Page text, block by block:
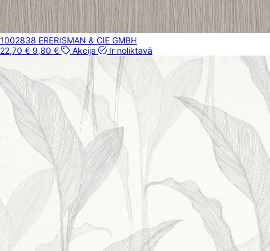
1002838 ERERISMAN & CIE GMBH
22,70 € 9,80 € Akcija Ir noliktavā